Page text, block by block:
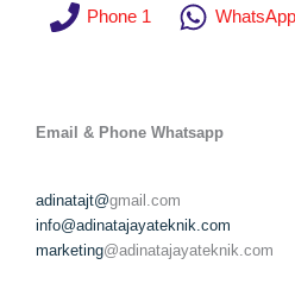
Phone 1 WhatsApp
Email & Phone Whatsapp
adinatajt@gmail.com
info@adinatajayateknik.com
marketing@adinatajayateknik.com